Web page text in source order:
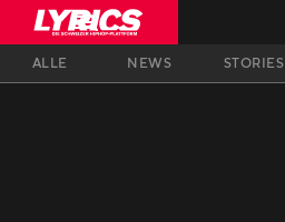
ALLE NEWS STORIES